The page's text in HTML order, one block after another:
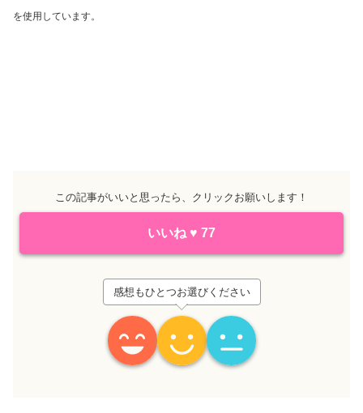
を使用しています。
この記事がいいと思ったら、クリックお願いします！
いいね ♥ 77
感想もひとつお選びください